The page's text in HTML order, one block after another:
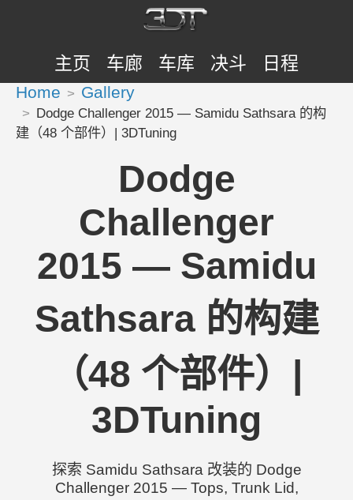
主页 车廊 车库 决斗 日程
Home Gallery
Dodge Challenger 2015 — Samidu Sathsara 的构
建（48 个部件）| 3DTuning
Dodge
Challenger
2015 — Samidu
Sathsara 的构建
（48 个部件）|
3DTuning
探索 Samidu Sathsara 改装的 Dodge
Challenger 2015 — Tops, Trunk Lid,